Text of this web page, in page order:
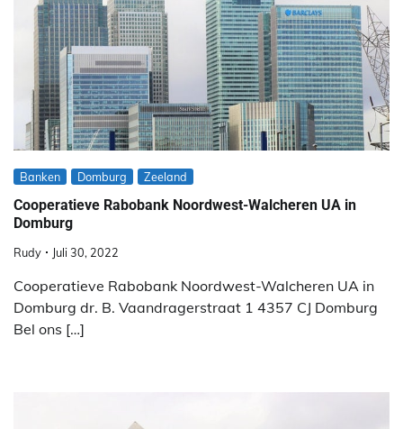
Banken Domburg Zeeland
Cooperatieve Rabobank Noordwest-Walcheren UA in
Domburg
Rudy Juli 30, 2022
Cooperatieve Rabobank Noordwest-Walcheren UA in
Domburg dr. B. Vaandragerstraat 1 4357 CJ Domburg
Bel ons […]